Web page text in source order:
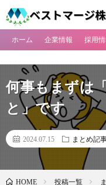
ホーム 企業情報 採用
何事もまずは
と」です
2024.07.15 まとめ記
HOME 投稿一覧